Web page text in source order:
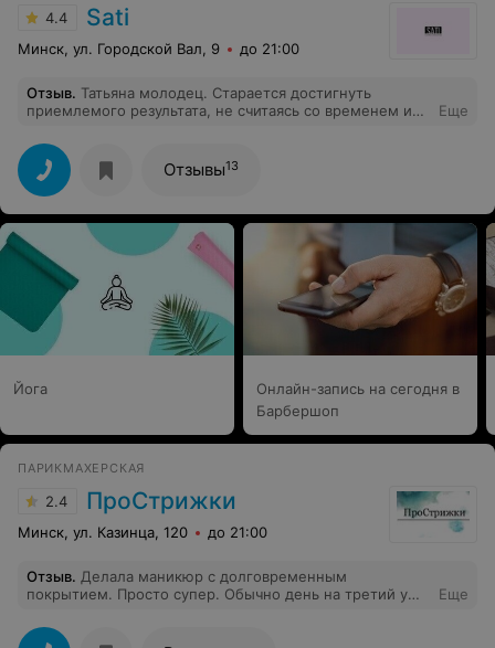
4.4 Sati
Минск, ул. Городской Вал, 9 до 21:00
Отзыв. Татьяна молодец. Cтарается достигнуть
приемлемого результата, не считаясь со временем и
Еще
Отзывы13
Йога
Онлайн-запись на сегодня в
Барбершоп
ПАРИКМАХЕРСКАЯ
2.4 ПроСтрижки
Минск, ул. Казинца, 120 до 21:00
Отзыв. Делала маникюр с долговременным
покрытием. Просто супер. Обычно день на третий у
недели и все на месте. И покрытие качественное.
Еще